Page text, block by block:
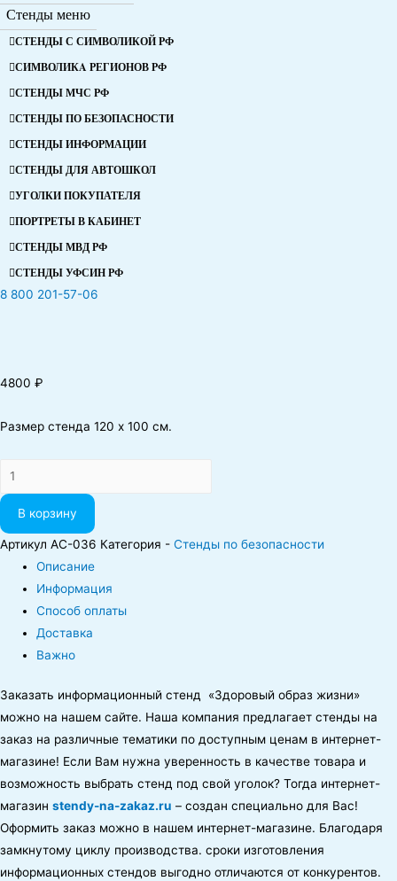
Стенды меню
СТЕНДЫ С СИМВОЛИКОЙ РФ
СИМВОЛИКA РЕГИОНОВ РФ
СТЕНДЫ МЧС РФ
СТЕНДЫ ПО БЕЗОПАСНОСТИ
СТЕНДЫ ИНФОРМАЦИИ
СТЕНДЫ ДЛЯ АВТОШКОЛ
УГОЛКИ ПОКУПАТЕЛЯ
ПОРТРЕТЫ В КАБИНЕТ
СТЕНДЫ МВД РФ
СТЕНДЫ УФСИН РФ
8 800 201-57-06
4800 ₽
Размер стенда 120 х 100 см.
Количество
В корзину
Артикул AC-036 Категория - Стенды по безопасности
Описание
Информация
Способ оплаты
Доставка
Важно
Заказать информационный стенд «Здоровый образ жизни»
можно на нашем сайте. Наша компания предлагает стенды на
заказ на различные тематики по доступным ценам в интернет-
магазине! Если Вам нужна уверенность в качестве товара и
возможность выбрать стенд под свой уголок? Тогда интернет-
магазин stendy-na-zakaz.ru – создан специально для Вас!
Оформить заказ можно в нашем интернет-магазине. Благодаря
замкнутому циклу производства. сроки изготовления
информационных стендов выгодно отличаются от конкурентов.